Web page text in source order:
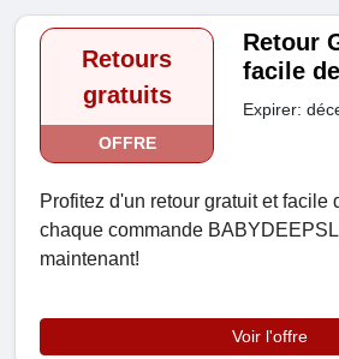
Retours
gratuits
OFFRE
Retour
facile
Expirer:
Profitez d'un retour gratuit et facile
chaque commande
maintenant!
Voir l'offre